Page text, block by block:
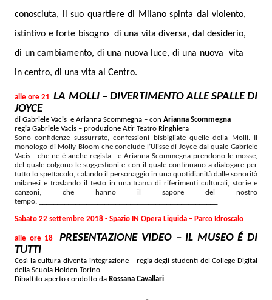
conosciuta, il suo quartiere di Milano spinta dal violento,
istintivo e forte bisogno di una vita diversa, dal desiderio,
di un cambiamento, di una nuova luce, di una nuova vita
in centro, di una vita al Centro.
alle ore 21LA MOLLI – DIVERTIMENTO ALLE SPALLE DI
JOYCE
di Gabriele Vacis e Arianna Scommegna – con Arianna Scommegna
regia Gabriele Vacis – produzione Atir Teatro Ringhiera
Sono confidenze sussurrate, confessioni bisbigliate quelle della Molli. Il
monologo di Molly Bloom che conclude l’Ulisse di Joyce dal quale Gabriele
Vacis - che ne è anche regista - e Arianna Scommegna prendono le mosse,
del quale colgono le suggestioni e con il quale continuano a dialogare per
tutto lo spettacolo, calando il personaggio in una quotidianità dalle sonorità
milanesi e traslando il testo in una trama di riferimenti culturali, storie e
canzoni, che hanno il sapore del nostro
tempo.
Sabato 22 settembre 2018 - Spazio IN Opera Liquida – Parco Idroscalo
alle ore 18
PRESENTAZIONE VIDEO – IL MUSEO É DI
TUTTI
Così la cultura diventa integrazione – regia degli studenti del College Digital
della Scuola Holden Torino
Dibattito aperto condotto da Rossana Cavallari